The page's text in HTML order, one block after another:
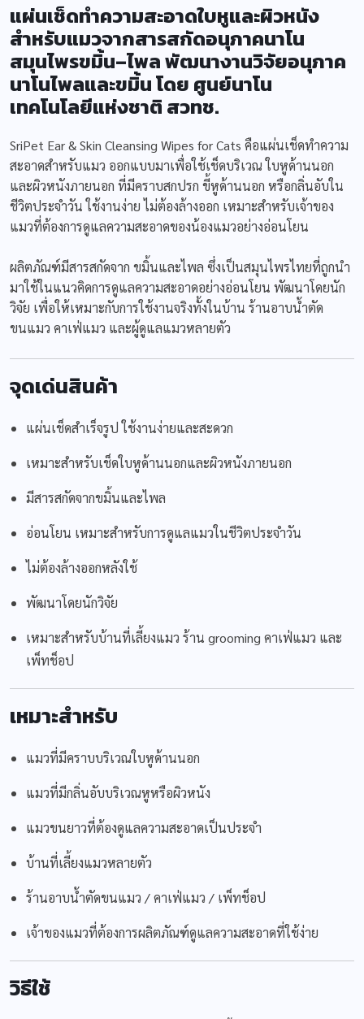
แผ่นเช็ดทำความสะอาดใบหูและผิวหนัง
สำหรับแมวจากสารสกัดอนุภาคนาโน
สมุนไพรขมิ้น–ไพล พัฒนางานวิจัยอนุภาค
นาโนไพลและขมิ้น โดย ศูนย์นาโน
เทคโนโลยีแห่งชาติ สวทช.
SriPet Ear & Skin Cleansing Wipes for Cats คือแผ่นเช็ดทำความ
สะอาดสำหรับแมว ออกแบบมาเพื่อใช้เช็ดบริเวณ ใบหูด้านนอก
และผิวหนังภายนอก ที่มีคราบสกปรก ขี้หูด้านนอก หรือกลิ่นอับใน
ชีวิตประจำวัน ใช้งานง่าย ไม่ต้องล้างออก เหมาะสำหรับเจ้าของ
แมวที่ต้องการดูแลความสะอาดของน้องแมวอย่างอ่อนโยน
ผลิตภัณฑ์มีสารสกัดจาก ขมิ้นและไพล ซึ่งเป็นสมุนไพรไทยที่ถูกนำ
มาใช้ในแนวคิดการดูแลความสะอาดอย่างอ่อนโยน พัฒนาโดยนัก
วิจัย เพื่อให้เหมาะกับการใช้งานจริงทั้งในบ้าน ร้านอาบน้ำตัด
ขนแมว คาเฟ่แมว และผู้ดูแลแมวหลายตัว
จุดเด่นสินค้า
แผ่นเช็ดสำเร็จรูป ใช้งานง่ายและสะดวก
เหมาะสำหรับเช็ดใบหูด้านนอกและผิวหนังภายนอก
มีสารสกัดจากขมิ้นและไพล
อ่อนโยน เหมาะสำหรับการดูแลแมวในชีวิตประจำวัน
ไม่ต้องล้างออกหลังใช้
พัฒนาโดยนักวิจัย
เหมาะสำหรับบ้านที่เลี้ยงแมว ร้าน grooming คาเฟ่แมว และ
เพ็ทช็อป
เหมาะสำหรับ
แมวที่มีคราบบริเวณใบหูด้านนอก
แมวที่มีกลิ่นอับบริเวณหูหรือผิวหนัง
แมวขนยาวที่ต้องดูแลความสะอาดเป็นประจำ
บ้านที่เลี้ยงแมวหลายตัว
ร้านอาบน้ำตัดขนแมว / คาเฟ่แมว / เพ็ทช็อป
เจ้าของแมวที่ต้องการผลิตภัณฑ์ดูแลความสะอาดที่ใช้ง่าย
วิธีใช้